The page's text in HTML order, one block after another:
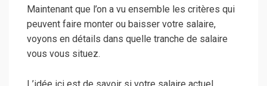
Maintenant que l’on a vu ensemble les critères qui
peuvent faire monter ou baisser votre salaire,
voyons en détails dans quelle tranche de salaire
vous vous situez.